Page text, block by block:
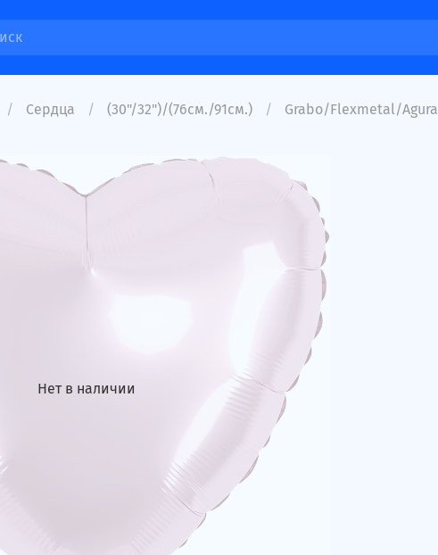
Сердца (30"/32")/(76см./91см.) Grabo/Flexmetal/Agura
Нет в наличии